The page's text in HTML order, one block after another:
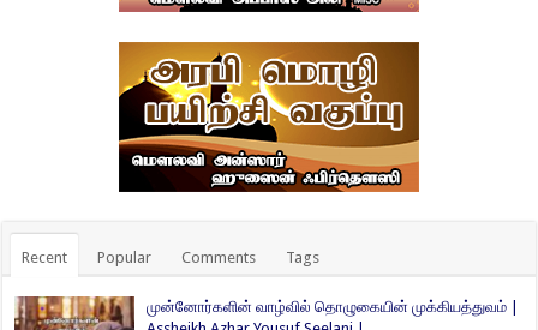
Recent Popular Comments Tags
முன்னோர்களின் வாழ்வில் தொழுகையின் முக்கியத்துவம் |